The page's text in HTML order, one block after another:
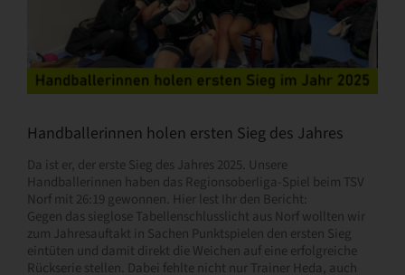
Handballerinnen holen ersten Sieg des Jahres
Da ist er, der erste Sieg des Jahres 2025. Unsere
Handballerinnen haben das Regionsoberliga-Spiel beim TSV
Norf mit 26:19 gewonnen. Hier lest Ihr den Bericht:
Gegen das sieglose Tabellenschlusslicht aus Norf wollten wir
zum Jahresauftakt in Sachen Punktspielen den ersten Sieg
eintüten und damit direkt die Weichen auf eine erfolgreiche
Rückserie stellen. Dabei fehlte nicht nur Trainer Heda, auch